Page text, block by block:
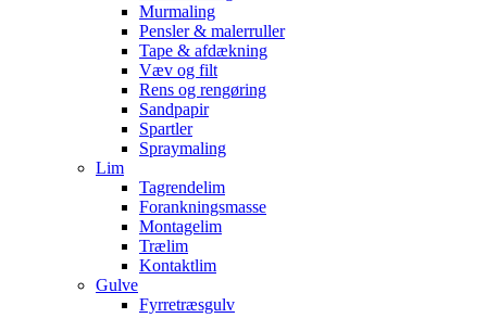
Murmaling
Pensler & malerruller
Tape & afdækning
Væv og filt
Rens og rengøring
Sandpapir
Spartler
Spraymaling
Lim
Tagrendelim
Forankningsmasse
Montagelim
Trælim
Kontaktlim
Gulve
Fyrretræsgulv